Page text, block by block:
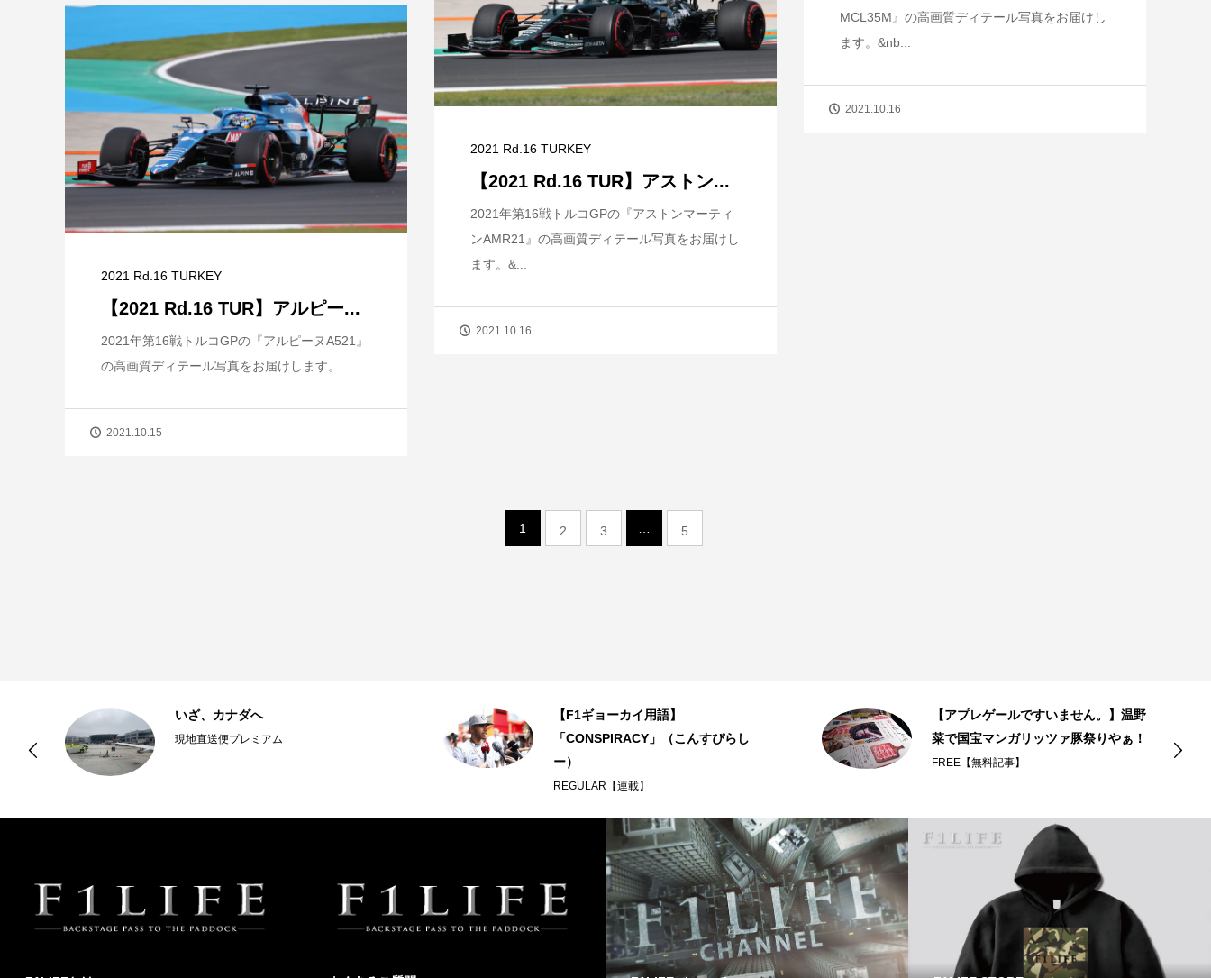
MCL35M』の高画質ディテール写真をお届けし
ます。&nb...
2021.10.16
2021 Rd.16 TURKEY
【2021 Rd.16 TUR】アストン...
2021年第16戦トルコGPの『アストンマーティ
ンAMR21』の高画質ディテール写真をお届けし
ます。&...
2021.10.16
2021 Rd.16 TURKEY
【2021 Rd.16 TUR】アルピー...
2021年第16戦トルコGPの『アルピーヌA521』
の高画質ディテール写真をお届けします。...
2021.10.15
1 2 3 5
いざ、カナダへ
現地直送便プレミアム
【F1ギョーカイ用語】
「CONSPIRACY」（こんすぴらし
ー）
REGULAR【連載】
【アプレゲールですいません。】温野
菜で国宝マンガリッツァ豚祭りやぁ！
FREE【無料記事】